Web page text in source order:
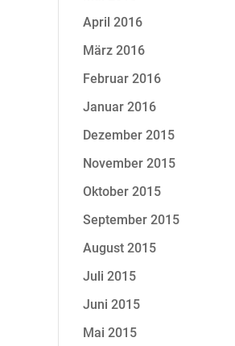
April 2016
März 2016
Februar 2016
Januar 2016
Dezember 2015
November 2015
Oktober 2015
September 2015
August 2015
Juli 2015
Juni 2015
Mai 2015